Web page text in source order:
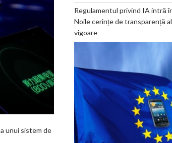
unui sistem de
Regulamentul privind IA intră
Noile cerințe de transparență
vigoare